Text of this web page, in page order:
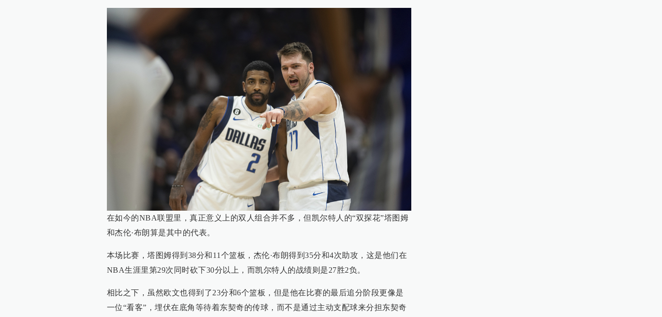
在如今的NBA联盟里，真正意义上的双人组合并不多，但凯尔特人的“双探花”塔图姆
和杰伦·布朗算是其中的代表。
本场比赛，塔图姆得到38分和11个篮板，杰伦·布朗得到35分和4次助攻，这是他们在
NBA生涯里第29次同时砍下30分以上，而凯尔特人的战绩则是27胜2负。
相比之下，虽然欧文也得到了23分和6个篮板，但是他在比赛的最后追分阶段更像是
一位“看客”，埋伏在底角等待着东契奇的传球，而不是通过主动支配球来分担东契奇